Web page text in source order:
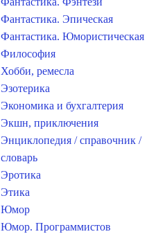
Фантастика. Эпическая
Фантастика. Юмористическая
Философия
Хобби, ремесла
Эзотерика
Экономика и бухгалтерия
Экшн, приключения
Энциклопедия / справочник /
словарь
Эротика
Этика
Юмор
Юмор. Программистов